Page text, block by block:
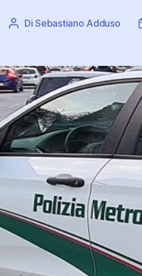
Autore
DiSebastiano Adduso